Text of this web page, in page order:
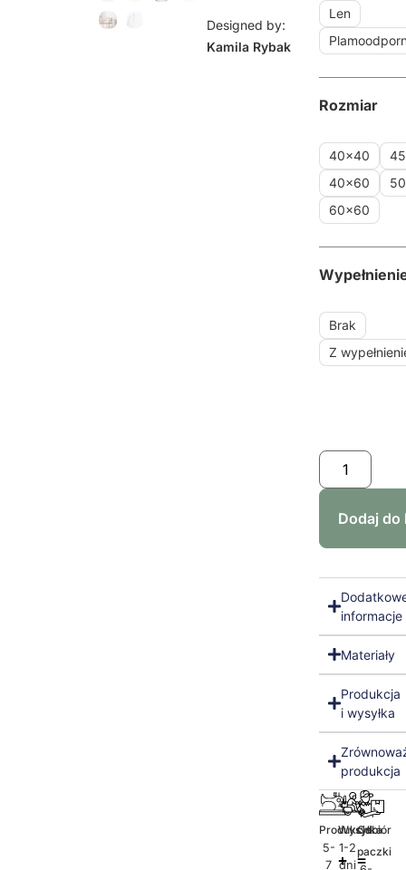
Designed by:
Kamila Rybak
Len
Rozmiar
40x40
40x60
60x60
Brak
Z
Dodaj do
informacje
Materiały
Produkcja
i wysyłka
produkcja
Produkcja
5-
7
Wysyłka
1-2
dni
Odbiór
paczki